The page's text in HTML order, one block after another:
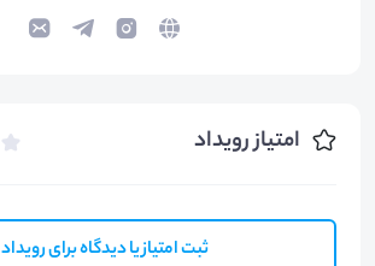
امتیاز رویداد
ثبت امتیاز یا دیدگاه برای رویداد